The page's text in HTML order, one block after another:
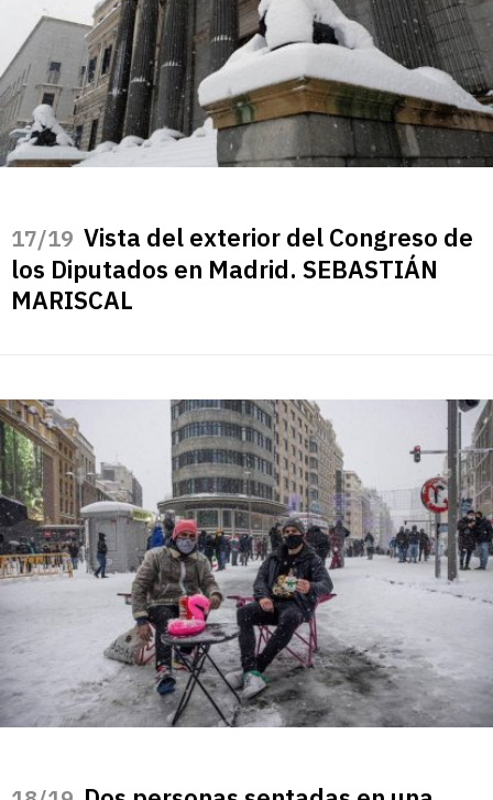
/19 Vista del exterior del Congreso de
los Diputados en Madrid. SEBASTIÁN
MARISCAL